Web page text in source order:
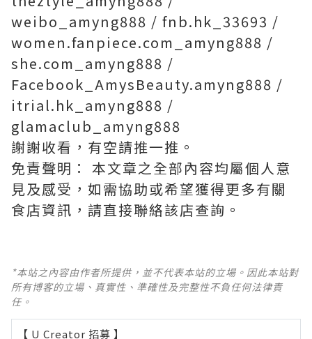
weibo_amyng888 / fnb.hk_33693 /
women.fanpiece.com_amyng888 /
she.com_amyng888 /
Facebook_AmysBeauty.amyng888 /
itrial.hk_amyng888 /
glamaclub_amyng888
謝謝收看，有空請推一推。
免責聲明： 本文章之全部內容均屬個人意
見及感受，如需協助或希望獲得更多有關
食店資訊，請直接聯絡該店查詢。
*本站之內容由作者所提供，並不代表本站的立場。因此本站對
所有博客的立場、真實性、準確性及完整性不負任何法律責
任。
【 U Creator 招募 】